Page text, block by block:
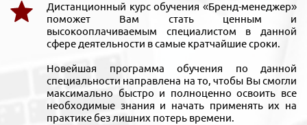
Дистанционный курс обучения «Бренд-менеджер»
поможет Вам стать ценным и
высокооплачиваемым специалистом в данной
сфере деятельности в самые кратчайшие сроки.
Новейшая программа обучения по данной
специальности направлена на то, чтобы Вы смогли
максимально быстро и полноценно освоить все
необходимые знания и начать применять их на
практике без лишних потерь времени.